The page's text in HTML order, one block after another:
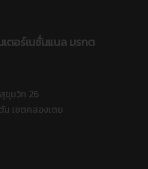
ตอร์เนชั่นแนล มรกต
ขุมวิท 26
เขตคลองเตย